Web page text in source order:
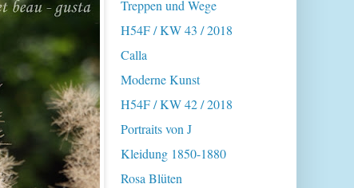
Treppen und Wege
H54F / KW 43 / 2018
Calla
Moderne Kunst
H54F / KW 42 / 2018
Portraits von J
Kleidung 1850-1880
Rosa Blüten